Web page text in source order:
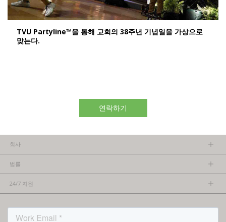
TVU Partyline™을 통해 교회의 38주년 기념일을 가상으로
맞는다.
연락하기
회사
채용 정보
파트너가 되기
범률
24/7 지원
연락처